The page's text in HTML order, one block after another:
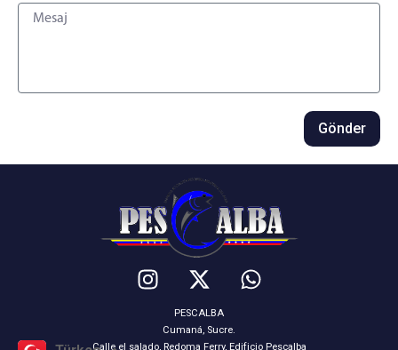
Gönder
PESCALBA
Cumaná, Sucre.
Calle el salado, Redoma Ferry, Edificio Pescalba